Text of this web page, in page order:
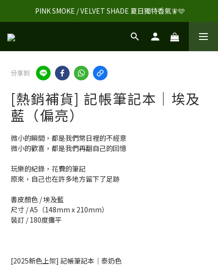
PINK SMOKE / VELVET SHADE 夏日獨特香氣🧚🩵
分享到
[熱銷補貨] 記帳筆記本｜埃及
藍（偏亮）
微小的瞬間，都是我們常日裡的不經意
微小的歡喜，都是我們再翻自己的回憶
玩樂的紀錄，花費的筆記
原來，自己也在許多地方留下了足跡
書皮顏色 / 埃及藍
尺寸 / A5（148mm x 210mm）
裝訂 / 180度攤平
[2025新色上架] 記帳筆記本｜泰奶色